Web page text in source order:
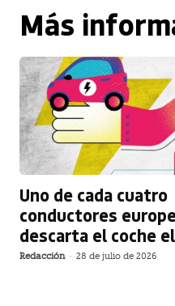
Más
Uno de cada cuatro
conductores
descarta el coche
Redacción - 28 de julio de 2026